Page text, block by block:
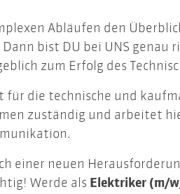
Abläufen den
bist DU bei UNS genau
zum Erfolg des
für die technische und
zuständig und arbeitet
einer neuen
Werde als Elektriker (m/